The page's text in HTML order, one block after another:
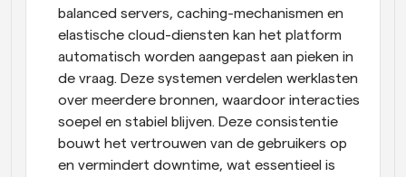
balanced servers, caching-mechanismen en
elastische cloud-diensten kan het platform
automatisch worden aangepast aan pieken in
de vraag. Deze systemen verdelen werklasten
over meerdere bronnen, waardoor interacties
soepel en stabiel blijven. Deze consistentie
bouwt het vertrouwen van de gebruikers op
en vermindert downtime, wat essentieel is